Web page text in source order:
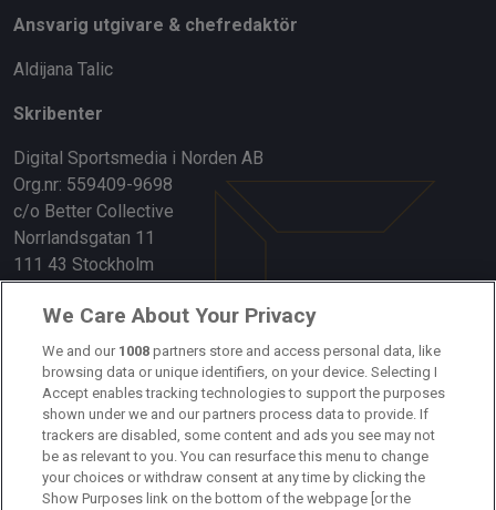
Ansvarig utgivare & chefredaktör
Aldijana Talic
Skribenter
Digital Sportsmedia i Norden AB
Org.nr: 559409-9698
c/o Better Collective
Norrlandsgatan 11
111 43 Stockholm
Länkar
Om oss
Kontakta oss
Kundtjänst
Sponsor: Rekatochklart
We Care About Your Privacy
We and our 1008 partners store and access personal data, like
browsing data or unique identifiers, on your device. Selecting I
Accept enables tracking technologies to support the purposes
shown under we and our partners process data to provide. If
trackers are disabled, some content and ads you see may not
be as relevant to you. You can resurface this menu to change
your choices or withdraw consent at any time by clicking the
Show Purposes link on the bottom of the webpage [or the